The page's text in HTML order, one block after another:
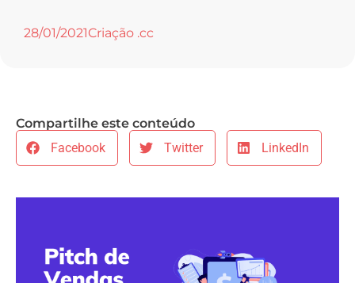
28/01/2021Criação .cc
Compartilhe este conteúdo
Facebook
Twitter LinkedIn